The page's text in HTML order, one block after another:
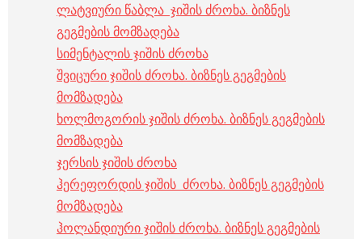
ლატვიური წაბლა ჯიშის ძროხა. ბიზნეს
გეგმების მომზადება
სიმენტალის ჯიშის ძროხა
შვიცური ჯიშის ძროხა. ბიზნეს გეგმების
მომზადება
ხოლმოგორის ჯიშის ძროხა. ბიზნეს გეგმების
მომზადება
ჯერსის ჯიშის ძროხა
ჰერეფორდის ჯიშის ძროხა. ბიზნეს გეგმების
მომზადება
ჰოლანდიური ჯიშის ძროხა. ბიზნეს გეგმების